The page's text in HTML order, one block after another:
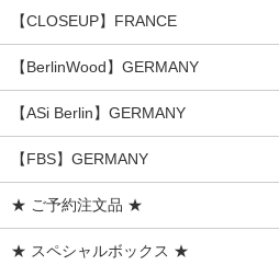
【CLOSEUP】FRANCE
【BerlinWood】GERMANY
【ASi Berlin】GERMANY
【FBS】GERMANY
★ ご予約注文品 ★
★ スペシャルボックス ★